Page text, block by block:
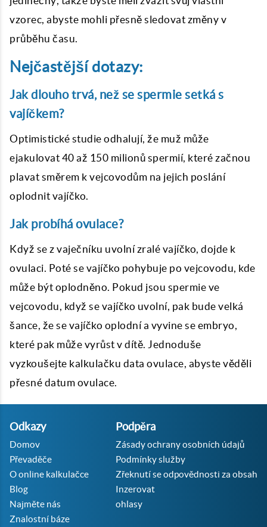
vzorec, abyste mohli přesně sledovat změny v
průběhu času.
Nejčastější dotazy:
Jak dlouho trvá, než se spermie setká s
vajíčkem?
Optimistické studie odhalují, že muž může
ejakulovat 40 až 150 milionů spermií, které začnou
plavat směrem k vejcovodům na jejich poslání
oplodnit vajíčko.
Jak probíhá ovulace?
Když se z vaječníku uvolní zralé vajíčko, dojde k
ovulaci. Poté se vajíčko pohybuje po vejcovodu, kde
může být oplodněno. Pokud jsou spermie ve
vejcovodu, když se vajíčko uvolní, pak bude velká
šance, že se vajíčko oplodní a vyvine se embryo,
které pak může vyrůst v dítě. Jednoduše
vyzkoušejte kalkulačku data ovulace, abyste věděli
přesné datum ovulace.
Odkazy
Domov
Převaděče
O online kalkulačce
Blog
Najměte nás
Znalostní báze
Podpěra
Zásady ochrany osobních údajů
Podmínky služby
Zřeknutí se odpovědnosti za obsah
Inzerovat
ohlasy